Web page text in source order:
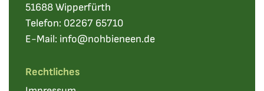
51688 Wipperfürth
Telefon: 02267 65710
E-Mail: info@nohbieneen.de
Rechtliches